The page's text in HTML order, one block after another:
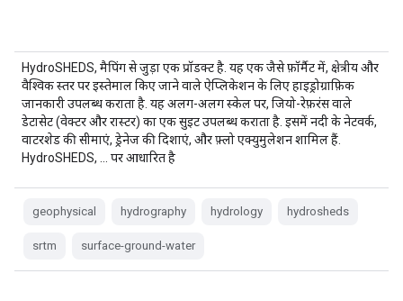
HydroSHEDS, मैपिंग से जुड़ा एक प्रॉडक्ट है. यह एक जैसे फ़ॉर्मैट में, क्षेत्रीय और
वैश्विक स्तर पर इस्तेमाल किए जाने वाले ऐप्लिकेशन के लिए हाइड्रोग्राफ़िक
जानकारी उपलब्ध कराता है. यह अलग-अलग स्केल पर, जियो-रेफ़रंस वाले
डेटासेट (वेक्टर और रास्टर) का एक सुइट उपलब्ध कराता है. इसमें नदी के नेटवर्क,
वाटरशेड की सीमाएं, ड्रेनेज की दिशाएं, और फ़्लो एक्युमुलेशन शामिल हैं.
HydroSHEDS, … पर आधारित है
geophysical hydrography hydrology hydrosheds
srtm surface-ground-water